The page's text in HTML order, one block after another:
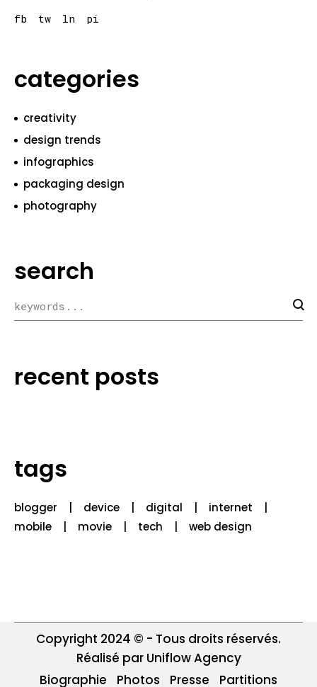
fb tw ln pi
categories
creativity
design trends
infographics
packaging design
photography
search
recent posts
tags
blogger device digital
internet
mobile
movie tech web design
Copyright 2024 © - Tous droits réservés.
Réalisé par Uniflow Agency
Biographie
Photos Presse Partitions